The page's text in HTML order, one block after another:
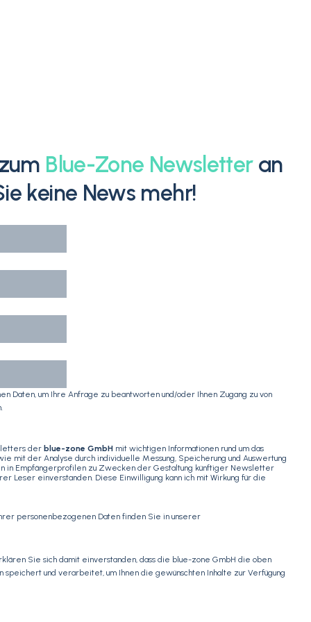
Blue-Zone Newsletteran
keine News mehr!
Daten, um Ihre Anfrage zu beantworten und/oder Ihnen Zugang zu von
der blue-zone GmbH mit wichtigen Informationen rund um das
mit der Analyse durch individuelle Messung, Speicherung und Auswertung
in Empfängerprofilen zu Zwecken der Gestaltung künftiger Newsletter
Leser einverstanden. Diese Einwilligung kann ich mit Wirkung für die
personenbezogenen Daten finden Sie in unserer
Sie sich damit einverstanden, dass die blue-zone GmbH die oben
und verarbeitet, um Ihnen die gewünschten Inhalte zur Verfügung